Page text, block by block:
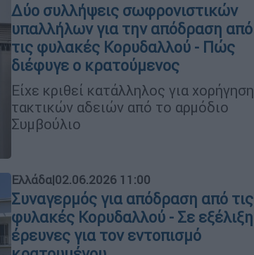
Δύο συλλήψεις σωφρονιστικών
υπαλλήλων για την απόδραση από
τις φυλακές Κορυδαλλού - Πώς
διέφυγε ο κρατούμενος
Είχε κριθεί κατάλληλος για χορήγηση
τακτικών αδειών από το αρμόδιο
Συμβούλιο
Ελλάδα|02.06.2026 11:00
Συναγερμός για απόδραση από τις
φυλακές Κορυδαλλού - Σε εξέλιξη
έρευνες για τον εντοπισμό